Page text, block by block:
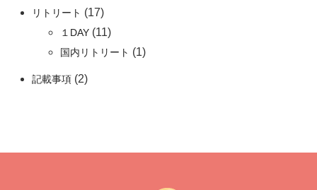
リトリート (17)
１DAY (11)
国内リトリート (1)
記載事項 (2)